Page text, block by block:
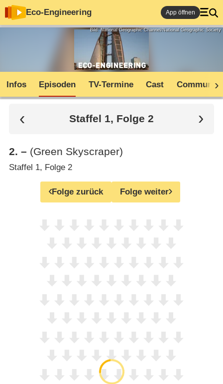
Eco-Engineering App öffnen
Bild: National Geographic Channel/National Geographic Society
Infos Episoden TV-Termine Cast Community
Staffel 1, Folge 2
2. – (Green Skyscraper)
Staffel 1, Folge 2
Folge zurück Folge weiter